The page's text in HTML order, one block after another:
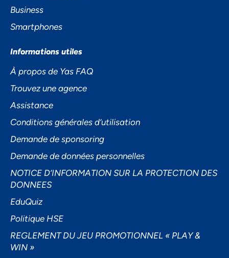
Business
Smartphones
Informations utiles
À propos de Yas FAQ
Trouvez une agence
Assistance
Conditions générales d’utilisation
Demande de sponsoring
Demande de données personnelles
NOTICE D’INFORMATION SUR LA PROTECTION DES
DONNEES
EduQuiz
Politique HSE
REGLEMENT DU JEU PROMOTIONNEL « PLAY &
WIN »
Préférences